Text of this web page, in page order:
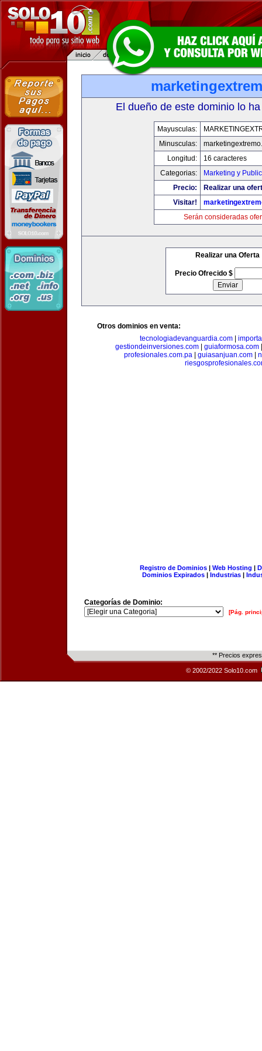
El dueño de este dominio lo
Mayusculas:
Minusculas:
Longitud:
16 caracteres
Categorias:
Marketing y
Precio:
Realizar una
Visitar!
Serán consideradas
Realizar una Oferta
Precio Ofrecido $
Otros dominios en venta:
tecnologiadevanguardia.com|
gestiondeinversiones.com| guiaformosa.com
profesionales.com.pa
guiasanjuan.com
Registro de Dominios| Web Hosting |
Dominios Expirados | Industrias |
Categorías de Dominio:
[Pág.
** Precios
© 2002/2022 Solo10.com